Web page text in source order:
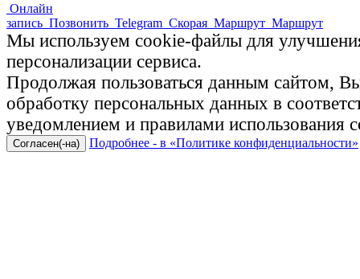
Онлайн
запись Позвонить Telegram Скорая Маршрут Маршрут
Мы используем cookie-файлы для
персонализации сервиса.
Продолжая пользоваться данным сайтом, Вы
обработку персональных данных в
уведомлением и правилами использования
Согласен(-на) Подробнее - в «Политике конфиденциальности»